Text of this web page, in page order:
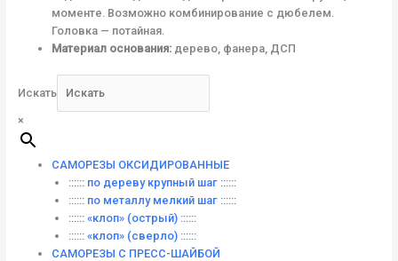
моменте. Возможно комбинирование с дюбелем.
Головка — потайная.
Материал основания: дерево, фанера, ДСП
Искать
×
САМОРЕЗЫ ОКСИДИРОВАННЫЕ
:::::: по дереву крупный шаг ::::::
:::::: по металлу мелкий шаг ::::::
:::::: «клоп» (острый) ::::::
:::::: «клоп» (сверло) ::::::
САМОРЕЗЫ С ПРЕСС-ШАЙБОЙ